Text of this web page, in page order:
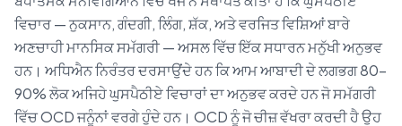
ਵਿਚਾਰ — ਨੁਕਸਾਨ, ਗੰਦਗੀ, ਲਿੰਗ, ਸ਼ੱਕ, ਅਤੇ ਵਰਜਿਤ ਵਿਸ਼ਿਆਂ ਬਾਰੇ
ਅਣਚਾਹੀ ਮਾਨਸਿਕ ਸਮੱਗਰੀ — ਅਸਲ ਵਿੱਚ ਇੱਕ ਸਧਾਰਨ ਮਨੁੱਖੀ ਅਨੁਭਵ
ਹਨ। ਅਧਿਐਨ ਨਿਰੰਤਰ ਦਰਸਾਉਂਦੇ ਹਨ ਕਿ ਆਮ ਆਬਾਦੀ ਦੇ ਲਗਭਗ 80–
90% ਲੋਕ ਅਜਿਹੇ ਘੁਸਪੈਠੀਏ ਵਿਚਾਰਾਂ ਦਾ ਅਨੁਭਵ ਕਰਦੇ ਹਨ ਜੋ ਸਮੱਗਰੀ
ਵਿੱਚ OCD ਜਨੂੰਨਾਂ ਵਰਗੇ ਹੁੰਦੇ ਹਨ। OCD ਨੂੰ ਜੋ ਚੀਜ਼ ਵੱਖਰਾ ਕਰਦੀ ਹੈ ਉਹ